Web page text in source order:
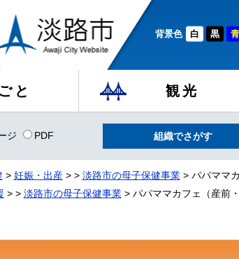
背景色 白 黒 青
と 観光
ジ PDF 組織でさがす
> 妊娠・出産> > 淡路市の母子保健事業> パパママ
> > 淡路市の母子保健事業> パパママカフェ（産前